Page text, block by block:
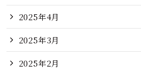
2025年4月
2025年3月
2025年2月